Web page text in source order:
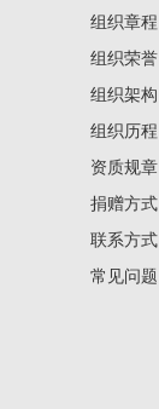
组织章程
组织荣誉
组织架构
组织历程
资质规章
捐赠方式
联系方式
常见问题